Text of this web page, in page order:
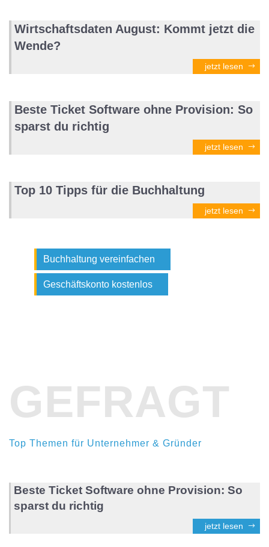
Wirtschaftsdaten August: Kommt jetzt die
Wende?
jetzt lesen
Beste Ticket Software ohne Provision: So
sparst du richtig
jetzt lesen
Top 10 Tipps für die Buchhaltung
jetzt lesen
Buchhaltung vereinfachen
Geschäftskonto kostenlos
GEFRAGT
Top Themen für Unternehmer & Gründer
Beste Ticket Software ohne Provision: So
sparst du richtig
jetzt lesen